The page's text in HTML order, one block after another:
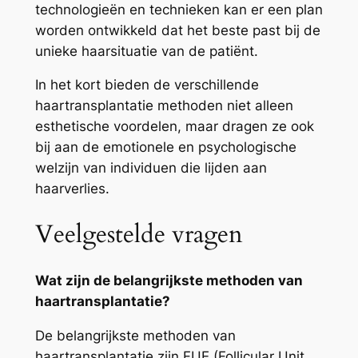
technologieën en technieken kan er een plan
worden ontwikkeld dat het beste past bij de
unieke haarsituatie van de patiënt.
In het kort bieden de verschillende
haartransplantatie methoden niet alleen
esthetische voordelen, maar dragen ze ook
bij aan de emotionele en psychologische
welzijn van individuen die lijden aan
haarverlies.
Veelgestelde vragen
Wat zijn de belangrijkste methoden van
haartransplantatie?
De belangrijkste methoden van